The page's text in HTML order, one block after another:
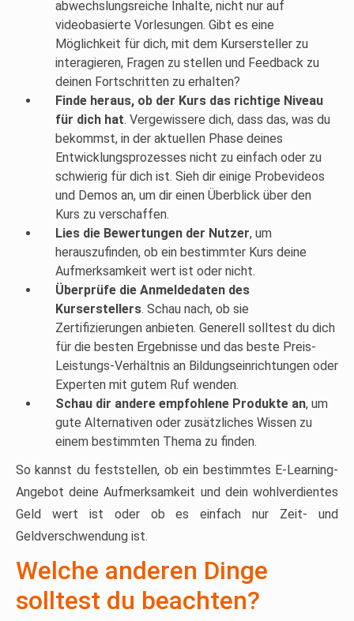
abwechslungsreiche Inhalte, nicht nur auf
videobasierte Vorlesungen. Gibt es eine
Möglichkeit für dich, mit dem Kursersteller zu
interagieren, Fragen zu stellen und Feedback zu
deinen Fortschritten zu erhalten?
Finde heraus, ob der Kurs das richtige Niveau
für dich hat. Vergewissere dich, dass das, was du
bekommst, in der aktuellen Phase deines
Entwicklungsprozesses nicht zu einfach oder zu
schwierig für dich ist. Sieh dir einige Probevideos
und Demos an, um dir einen Überblick über den
Kurs zu verschaffen.
Lies die Bewertungen der Nutzer, um
herauszufinden, ob ein bestimmter Kurs deine
Aufmerksamkeit wert ist oder nicht.
Überprüfe die Anmeldedaten des
Kurserstellers. Schau nach, ob sie
Zertifizierungen anbieten. Generell solltest du dich
für die besten Ergebnisse und das beste Preis-
Leistungs-Verhältnis an Bildungseinrichtungen oder
Experten mit gutem Ruf wenden.
Schau dir andere empfohlene Produkte an, um
gute Alternativen oder zusätzliches Wissen zu
einem bestimmten Thema zu finden.
So kannst du feststellen, ob ein bestimmtes E-Learning-
Angebot deine Aufmerksamkeit und dein wohlverdientes
Geld wert ist oder ob es einfach nur Zeit- und
Geldverschwendung ist.
Welche anderen Dinge
solltest du beachten?